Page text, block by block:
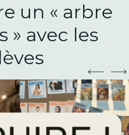
un « arbre
» avec les